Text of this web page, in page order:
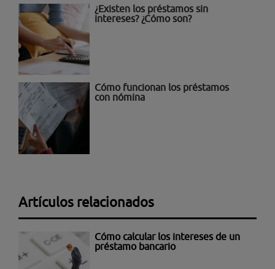
¿Existen los préstamos sin
intereses? ¿Cómo son?
Cómo funcionan los préstamos
con nómina
Artículos relacionados
Cómo calcular los intereses de un
préstamo bancario